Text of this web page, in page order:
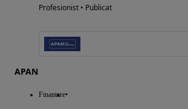
Profesionist • Publicat
APAN
Finantare